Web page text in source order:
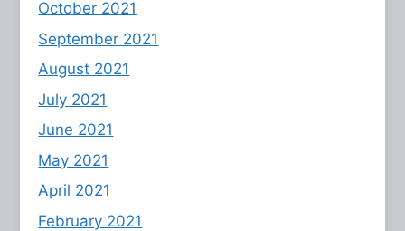
October 2021
September 2021
August 2021
July 2021
June 2021
May 2021
April 2021
February 2021